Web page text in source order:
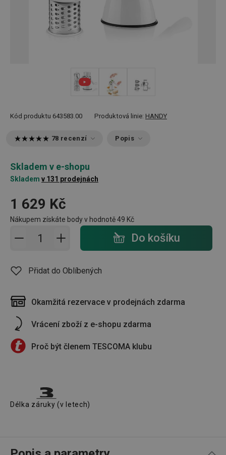
Kód produktu 643583.00 Produktová linie: HANDY
78 recenzí Popis
Skladem v e-shopu
Skladem v 131 prodejnách
1 629 Kč
Nákupem získáte body v hodnotě49 Kč
Přidat do košíku - počet Do košíku
Přidat do Oblíbených
Okamžitá rezervace v prodejnách zdarma
Vrácení zboží z e-shopu zdarma
Proč být členem TESCOMA klubu
Délka záruky (v letech)